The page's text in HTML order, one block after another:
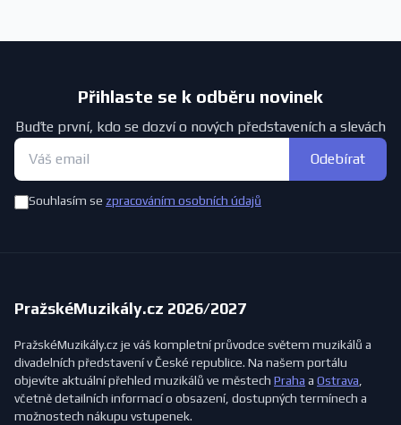
Přihlaste se k odběru novinek
Buďte první, kdo se dozví o nových představeních a slevách
Odebírat
Souhlasím se zpracováním osobních údajů
PražskéMuzikály.cz 2026/2027
PražskéMuzikály.cz je váš kompletní průvodce světem muzikálů a
divadelních představení v České republice. Na našem portálu
objevíte aktuální přehled muzikálů ve městech Praha a Ostrava
včetně detailních informací o obsazení, dostupných termínech a
možnostech nákupu vstupenek.